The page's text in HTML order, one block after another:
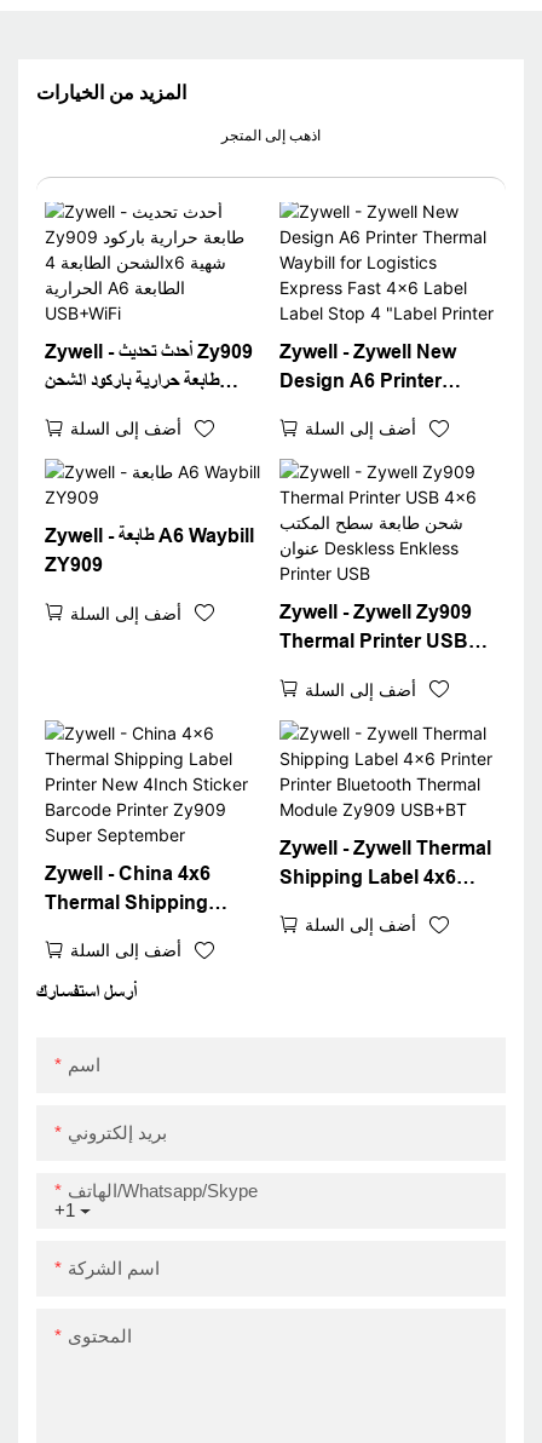
المزيد من الخيارات
اذهب إلى المتجر
Zywell - أحدث تحديث Zy909
طابعة حرارية باركود الشحن
الطابعة USB+WiFi
أضف إلى السلة
Zywell - Zywell New
Design A6 Printer
Logistics Express Fast
4x6 Label Label Stop 4
"Label Printer
أضف إلى السلة
Zywell - طابعة A6 Waybill
ZY909
أضف إلى السلة
Zywell - Zywell Zy909
Thermal Printer USB
عنوان Deskless Enkless
Printer USB
أضف إلى السلة
Zywell - China 4x6
Thermal Shipping
Sticker Barcode Printer
Zy909 Super
أضف إلى السلة
Zywell - Zywell Thermal
Shipping Label 4x6
Bluetooth Thermal
أضف إلى السلة
أرسل استفسارك
اسم
بريد إلكتروني
+1
الهاتف/Whatsapp/Skype
اسم الشركة
المحتوى